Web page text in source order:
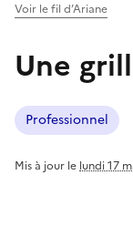
Voir le fil d’Ariane
Une
Professionnel
Mis à jour le lundi 17